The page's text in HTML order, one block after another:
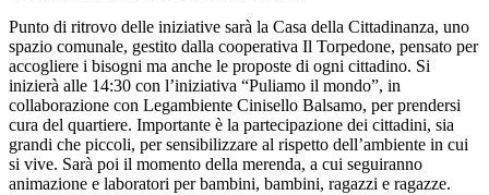
Punto di ritrovo delle iniziative sarà la Casa della Cittadinanza, uno
spazio comunale, gestito dalla cooperativa Il Torpedone, pensato per
accogliere i bisogni ma anche le proposte di ogni cittadino. Si
inizierà alle 14:30 con l’iniziativa “Puliamo il mondo”, in
collaborazione con Legambiente Cinisello Balsamo, per prendersi
cura del quartiere. Importante è la partecipazione dei cittadini, sia
grandi che piccoli, per sensibilizzare al rispetto dell’ambiente in cui
si vive. Sarà poi il momento della merenda, a cui seguiranno
animazione e laboratori per bambini, bambini, ragazzi e ragazze.